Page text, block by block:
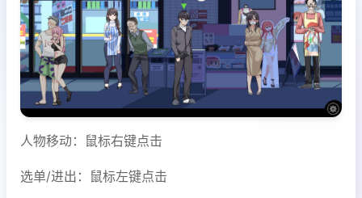
人物移动：鼠标右键点击
选单/进出：鼠标左键点击